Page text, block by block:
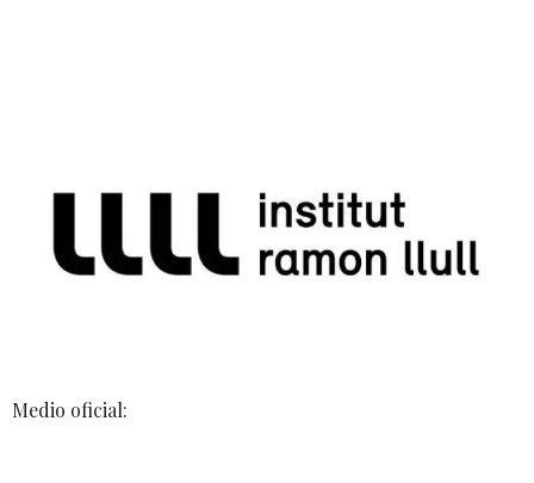
Medio oficial: